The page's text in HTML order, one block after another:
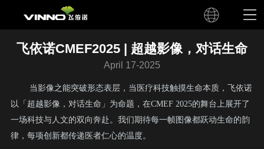
飞依诺CMEF2025 | 超越影像，对话生命
April 17-2025
当影像之能突破形态表层，当医疗科技触摸生命本质，飞依诺
以「超越影像，对话生命」为命题，在CMEF 2025的舞台上展开了
一场科技与人文的双向奔赴。我们期待每一帧图像都跃动生命的韵
律，每项创新都传递医者仁心的温度。